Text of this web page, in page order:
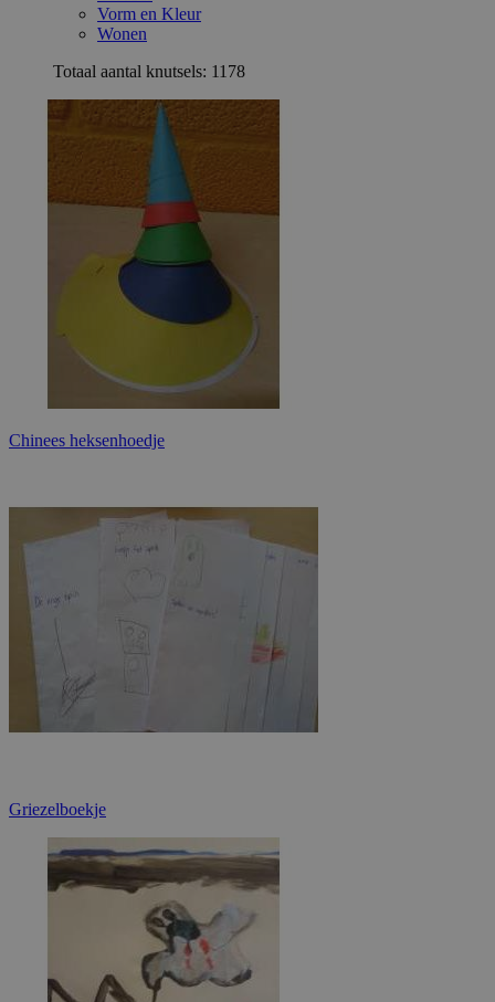
Vorm en Kleur
Wonen
Totaal aantal knutsels: 1178
Chinees heksenhoedje
Griezelboekje